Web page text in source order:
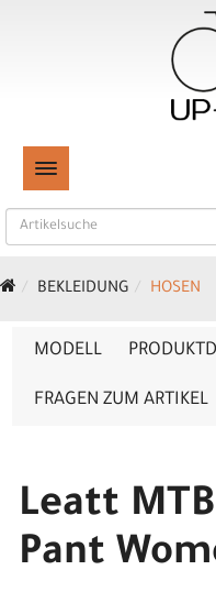
TOGGLE NAVIGATION
BEKLEIDUNG HOSEN
MODELL
FRAGEN ZUM ARTIKEL
Leatt
Pant